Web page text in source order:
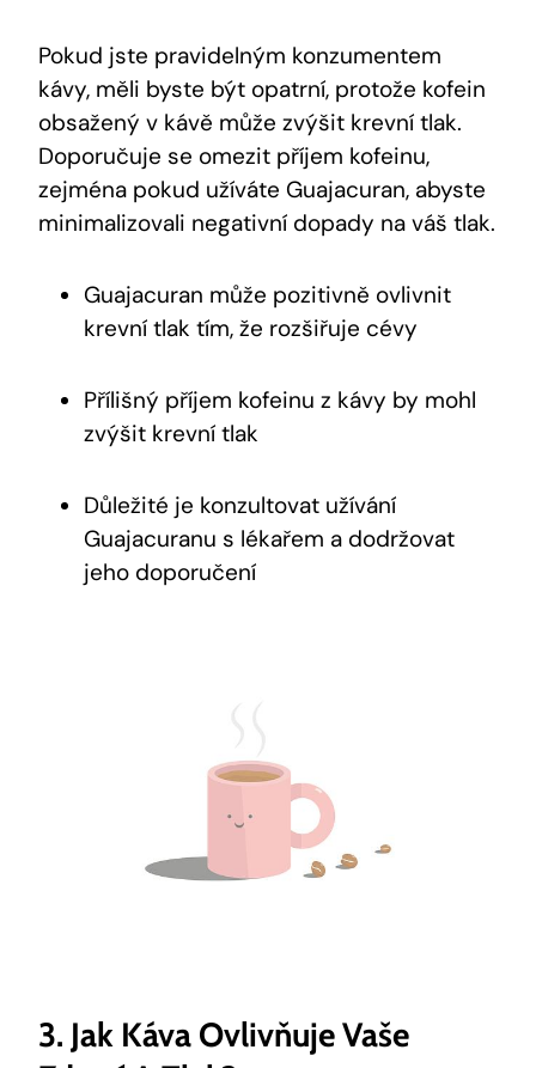
Pokud jste pravidelným konzumentem
kávy, měli byste být opatrní, protože kofein
obsažený v kávě může zvýšit krevní tlak.
Doporučuje se omezit příjem kofeinu,
zejména pokud užíváte Guajacuran, abyste
minimalizovali negativní dopady na váš tlak.
Guajacuran může pozitivně ovlivnit
krevní tlak tím, že rozšiřuje cévy
Přílišný příjem kofeinu z kávy by mohl
zvýšit krevní tlak
Důležité je konzultovat užívání
Guajacuranu s lékařem a dodržovat
jeho doporučení
3. Jak Káva Ovlivňuje Vaše